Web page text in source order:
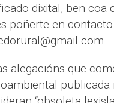
dixital, ben coa
poñerte en
alegacións que
publicada